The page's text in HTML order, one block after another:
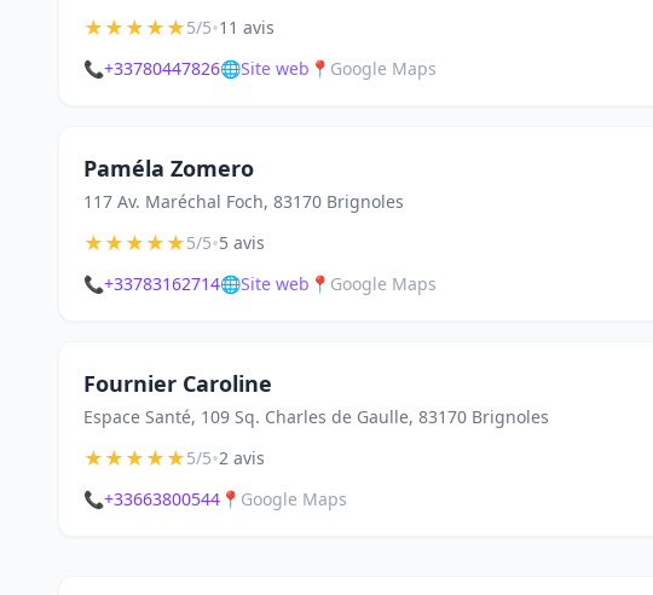
★★★★★5/5•11 avis
📞+33780447826🌐Site web 📍 Google Maps
Paméla Zomero
117 Av. Maréchal Foch, 83170 Brignoles
★★★★★5/5•5 avis
📞+33783162714🌐Site web 📍 Google Maps
Fournier Caroline
Espace Santé, 109 Sq. Charles de Gaulle, 83170 Brignoles
★★★★★5/5•2 avis
📞+33663800544 📍 Google Maps